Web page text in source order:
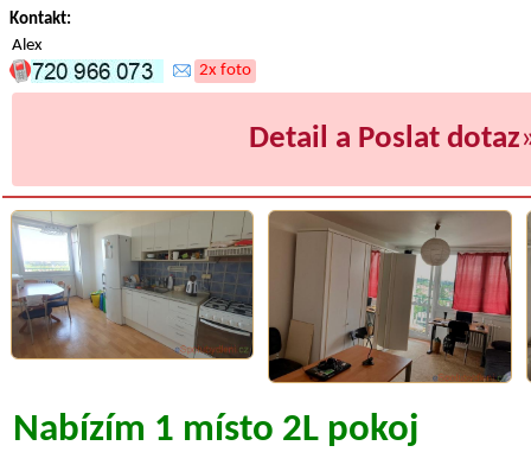
Kontakt:
Alex
2x foto
Detail a Poslat dotaz
Nabízím 1 místo 2L pokoj